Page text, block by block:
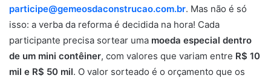
participe@gemeosdaconstrucao.com.br. Mas não é só
isso: a verba da reforma é decidida na hora! Cada
participante precisa sortear uma moeda especial dentro
de um mini contêiner, com valores que variam entre R$ 10
mil e R$ 50 mil. O valor sorteado é o orçamento que os